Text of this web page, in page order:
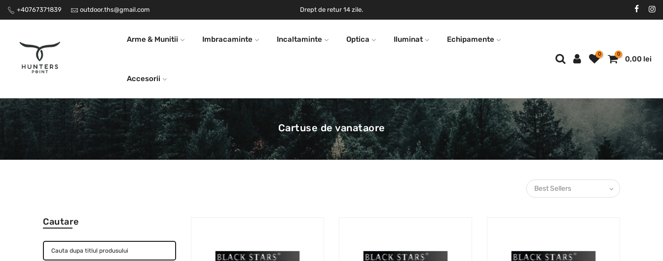
+40767371839 outdoor.ths@gmail.com
Transport gratuit la comenzi peste 1000 RON Drept de retur 14 zile.
Arme & Munitii Imbracaminte Incaltaminte Optica Iluminat Echipamente
Accesorii
0 0
0,00 lei
Cartuse de vanataore
Best Sellers
Cautare